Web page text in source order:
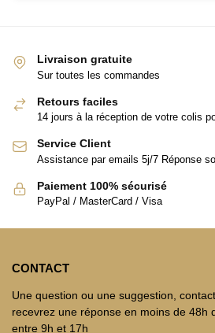
Livraison gratuite
Sur toutes les commandes
Retours faciles
14 jours à la réception de votre colis
Service Client
Assistance par emails 5j/7 Réponse
Paiement 100% sécurisé
PayPal / MasterCard / Visa
CONTACT
Une question ou une suggestion,
recevrez une réponse en moins de 48h
entre 9h et 17h